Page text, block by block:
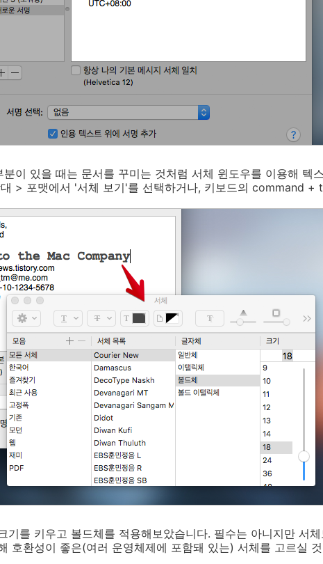
이 있을 때는 문서를 꾸미는 것처럼 서체 윈도우를 이용해 텍
> 포맷에서 '서체 보기'를 선택하거나, 키보드의 command + t
기를 키우고 볼드체를 적용해보았습니다. 필수는 아니지만 서
호환성이 좋은(여러 운영체제에 포함돼 있는) 서체를 고르실